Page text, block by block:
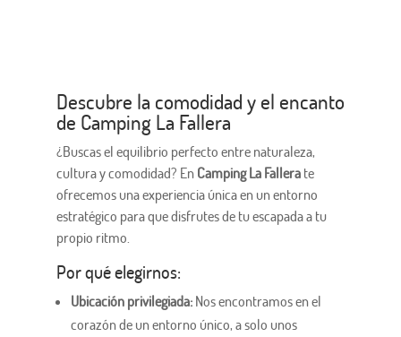
Descubre la comodidad y el encanto
de Camping La Fallera
¿Buscas el equilibrio perfecto entre naturaleza,
cultura y comodidad? En Camping La Fallerate
ofrecemos una experiencia única en un entorno
estratégico para que disfrutes de tu escapada a tu
propio ritmo.
Por qué elegirnos:
Ubicación privilegiada:Nos encontramos en el
corazón de un entorno único, a solo unos